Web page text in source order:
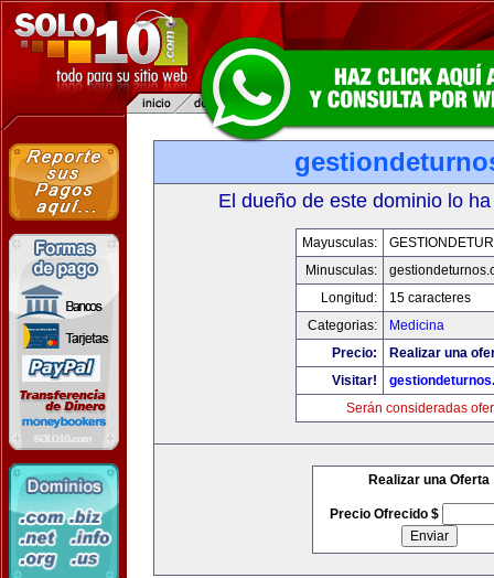
El dueño de este dominio lo
Mayusculas:
Minusculas:
Longitud:
15 caracteres
Categorias:
Medicina
Precio:
Realizar una
Visitar!
Serán consideradas
Realizar una Oferta
Precio Ofrecido $